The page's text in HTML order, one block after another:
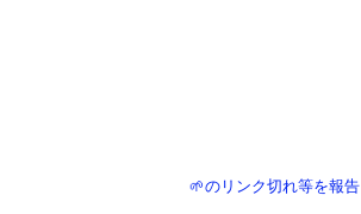
🌱のリンク切れ等を報告